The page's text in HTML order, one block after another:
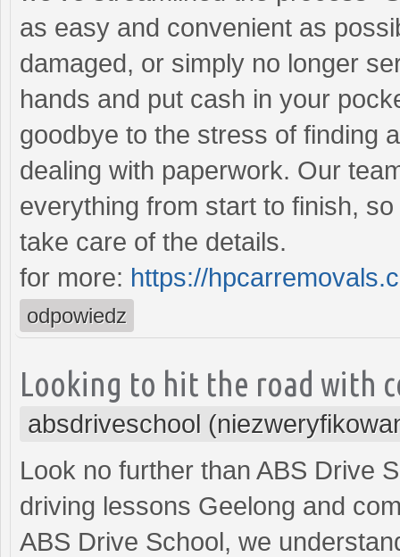
as easy and convenient as
damaged, or simply no longer
hands and put cash in your
goodbye to the stress of finding
dealing with paperwork. Our
everything from start to finish,
take care of the details.
for more: https://
odpowiedz
Looking to hit the road with
absdriveschool
Look no further than ABS Drive
driving lessons Geelong and
ABS Drive School, we